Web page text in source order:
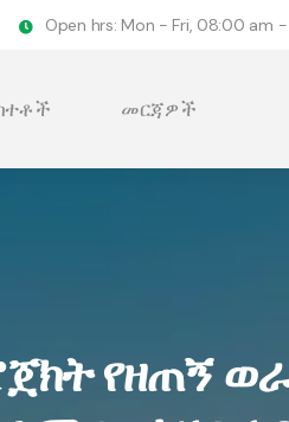
Open hrs: Mon - Fri, 08:00 am
መርጃዎች
የዘጠኝ